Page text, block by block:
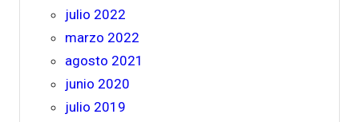
julio 2022
marzo 2022
agosto 2021
junio 2020
julio 2019